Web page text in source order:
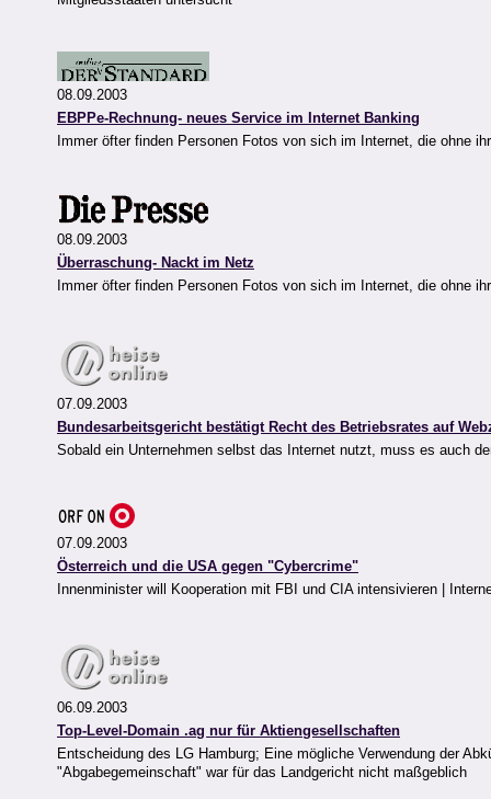
08.09.2003
EBPPe-Rechnung- neues Service im Internet Banking
Immer öfter finden Personen Fotos von sich im Internet, die ohne
08.09.2003
Überraschung- Nackt im Netz
Immer öfter finden Personen Fotos von sich im Internet, die ohne
07.09.2003
Bundesarbeitsgericht bestätigt Recht des Betriebsrates auf
Sobald ein Unternehmen selbst das Internet nutzt, muss es auch
07.09.2003
Österreich und die USA gegen "Cybercrime"
Innenminister will Kooperation mit FBI und CIA intensivieren |
06.09.2003
Top-Level-Domain .ag nur für Aktiengesellschaften
Entscheidung des LG Hamburg; Eine mögliche Verwendung der
"Abgabegemeinschaft" war für das Landgericht nicht maßgeblich